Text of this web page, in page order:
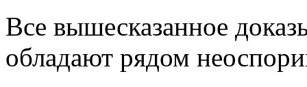
Все вышесказанное
обладают рядом